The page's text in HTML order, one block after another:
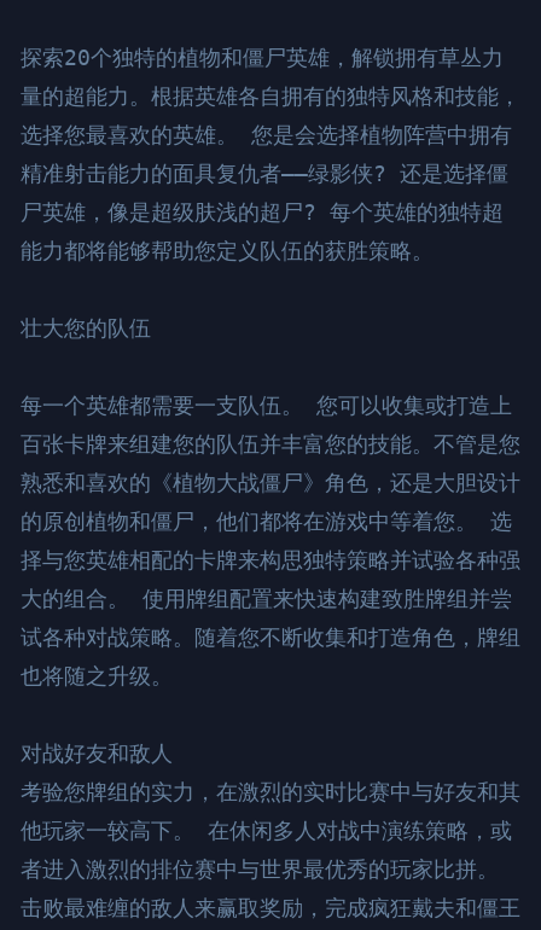
探索20个独特的植物和僵尸英雄，解锁拥有草丛力
量的超能力。根据英雄各自拥有的独特风格和技能，
选择您最喜欢的英雄。 您是会选择植物阵营中拥有
精准射击能力的面具复仇者——绿影侠? 还是选择僵
尸英雄，像是超级肤浅的超尸? 每个英雄的独特超
能力都将能够帮助您定义队伍的获胜策略。
壮大您的队伍
每一个英雄都需要一支队伍。 您可以收集或打造上
百张卡牌来组建您的队伍并丰富您的技能。不管是您
熟悉和喜欢的《植物大战僵尸》角色，还是大胆设计
的原创植物和僵尸，他们都将在游戏中等着您。 选
择与您英雄相配的卡牌来构思独特策略并试验各种强
大的组合。 使用牌组配置来快速构建致胜牌组并尝
试各种对战策略。随着您不断收集和打造角色，牌组
也将随之升级。
对战好友和敌人
考验您牌组的实力，在激烈的实时比赛中与好友和其
他玩家一较高下。 在休闲多人对战中演练策略，或
者进入激烈的排位赛中与世界最优秀的玩家比拼。
击败最难缠的敌人来赢取奖励，完成疯狂戴夫和僵王